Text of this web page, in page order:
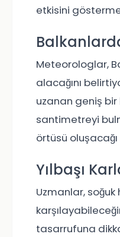
etkisini
Meteorologlar,
alacağını
uzanan geniş bir
santimetreyi
örtüsü
Yılbaşı
Uzmanlar, soğuk
tasarrufuna